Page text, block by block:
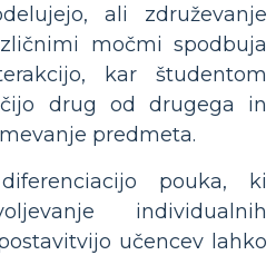
ali združevanje
močmi spodbuja
kar študentom
drug od drugega in
predmeta.
pouka, ki
individualnih
učencev lahko